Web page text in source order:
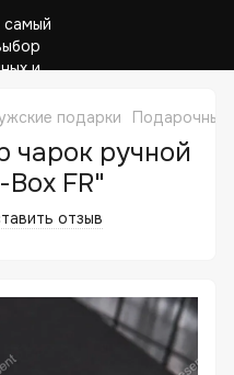
подарки Подарочные
чарок ручной
FR"
отзыв